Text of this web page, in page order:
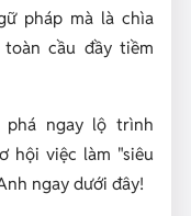
pháp mà là chìa
cầu đầy tiềm
phá ngay lộ trình
hội việc làm "siêu
ngay dưới đây!